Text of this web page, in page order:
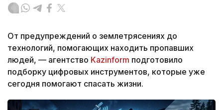
От предупреждений о землетрясениях до
технологий, помогающих находить пропавших
людей, — агентство Kazinform подготовило
подборку цифровых инструментов, которые уже
сегодня помогают спасать жизни.